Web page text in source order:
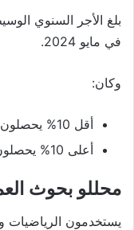
بلغ الأجر السنوي
في مايو 2024.
وكان:
أقل 10% يحصلون على أقل من 59,720 دولارًا.
أعلى 10% يحصلون على أكثر من 174,140 دولارًا.
محللو بحوث
يستخدمون الرياضيات